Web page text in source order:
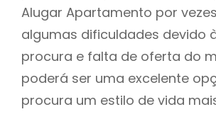
Alugar Apartamento por
algumas dificuldades devido
procura e falta de oferta do
poderá ser uma excelente
procura um estilo de vida